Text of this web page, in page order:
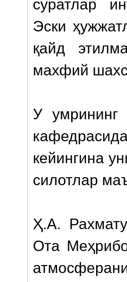
суратлар
Эски
қайд
махфий
У умрининг
кейингина
силотлар
Ҳ.А.
Ота